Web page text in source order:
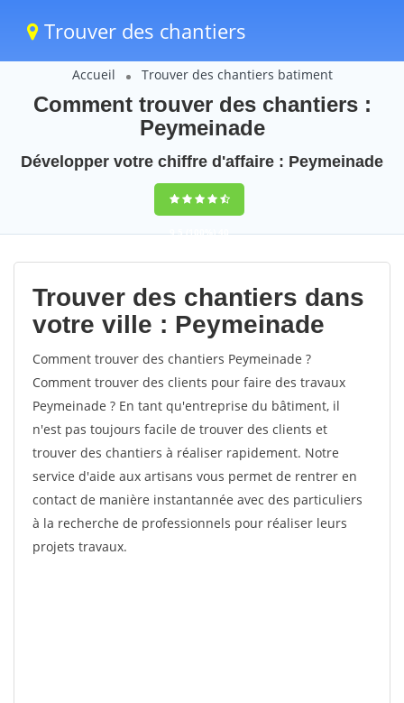
Trouver des chantiers
Accueil Trouver des chantiers batiment
Comment trouver des chantiers :
Peymeinade
Développer votre chiffre d'affaire : Peymeinade
9,5(100%)40
votes
Trouver des chantiers dans
votre ville : Peymeinade
Comment trouver des chantiers Peymeinade ?
Comment trouver des clients pour faire des travaux
Peymeinade ? En tant qu'entreprise du bâtiment, il
n'est pas toujours facile de trouver des clients et
trouver des chantiers à réaliser rapidement. Notre
service d'aide aux artisans vous permet de rentrer en
contact de manière instantannée avec des particuliers
à la recherche de professionnels pour réaliser leurs
projets travaux.